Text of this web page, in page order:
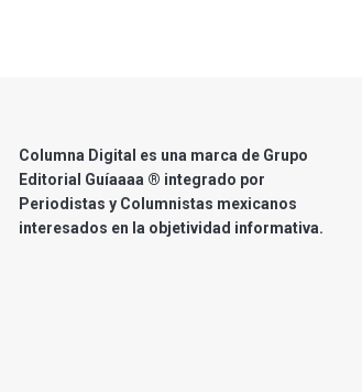
Columna Digital es una marca de Grupo
Editorial Guíaaaa ® integrado por
Periodistas y Columnistas mexicanos
interesados en la objetividad informativa.